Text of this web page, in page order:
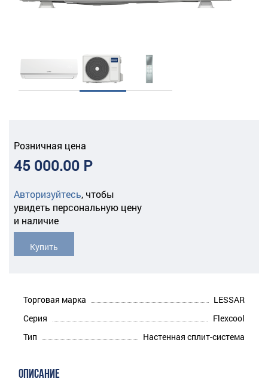
Розничная цена
45 000.00 Р
Авторизуйтесь, чтобы
увидеть персональную цену
и наличие
Купить
Торговая марка
LESSAR
Серия
Flexcool
Тип
Настенная сплит-система
ОПИСАНИЕ